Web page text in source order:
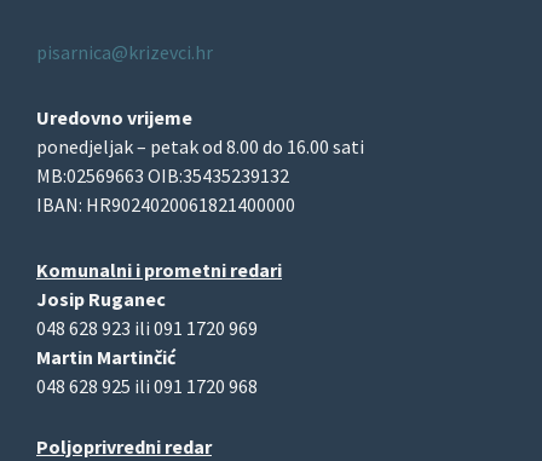
pisarnica@krizevci.hr
Uredovno vrijeme
ponedjeljak – petak od 8.00 do 16.00 sati
MB:02569663 OIB:35435239132
IBAN: HR9024020061821400000
Komunalni i prometni redari
Josip Ruganec
048 628 923 ili 091 1720 969
Martin Martinčić
048 628 925 ili 091 1720 968
Poljoprivredni redar